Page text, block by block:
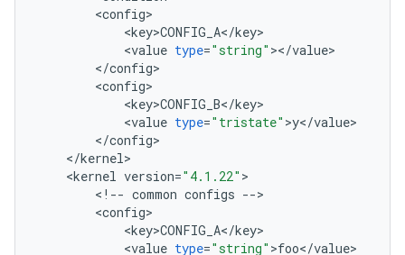
<config>
<key>CONFIG_A</key>
<value type="string" ></value>
</config>
<config>
<key>CONFIG_B</key>
<value type="tristate" >y</value>
</config>
</kernel>
<kernel version="4.1.22" >
< ! -- common configs -->
<config>
<key>CONFIG_A</key>
<value type="string" >foo</value>